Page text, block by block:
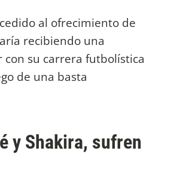
al ofrecimiento de
recibiendo una
su carrera futbolística
de una basta
y Shakira, sufren